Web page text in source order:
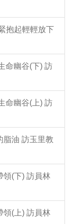
抱起輕輕放下
命幽谷(下) 訪
命幽谷(上) 訪
脂油 訪玉里教
領(下) 訪員林
領(上) 訪員林